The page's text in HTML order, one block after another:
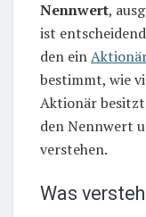
Nennwert,
ist
den ein
bestimmt, wie
Aktionär
den Nennwert
verstehen.
Was